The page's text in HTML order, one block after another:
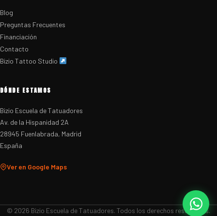
Blog
Preguntas Frecuentes
Financiación
Contacto
Bizio Tattoo Studio
DÓNDE ESTAMOS
Bizio Escuela de Tatuadores
Av. de la Hispanidad 2A
28945 Fuenlabrada, Madrid
España
Ver en Google Maps
© 2026 Bizio Escuela de Tatuadores. Todos los derechos reservados.